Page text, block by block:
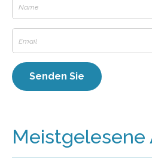
Meistgelesene